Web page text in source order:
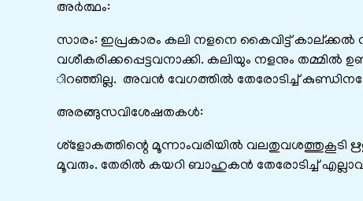
അർത്ഥം:
സാരം: ഇപ്രകാരം കലി നളനെ കൈവിട്ട്‌
വശീകരിക്കപ്പെട്ടവനാക്കി. കലിയും നളനും
‍ിറഞ്ഞില്ല. അവൻ വേഗത്തിൽ തേരോടിച്ച്‌
അരങ്ങുസവിശേഷതകൾ:
ശ്ളോകത്തിന്റെ മൂന്നാംവരിയിൽ വലതുവശത്തുകൂടി
മൂവരും. തേരിൽ കയറി ബാഹുകൻ തേരോടിച്ച്‌